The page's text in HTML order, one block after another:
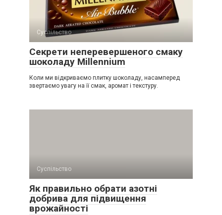
Суспільство
Секрети неперевершеного смаку
шоколаду Millennium
Коли ми відкриваємо плитку шоколаду, насамперед
звертаємо увагу на її смак, аромат і текстуру.
Суспільство
Як правильно обрати азотні
добрива для підвищення
врожайності